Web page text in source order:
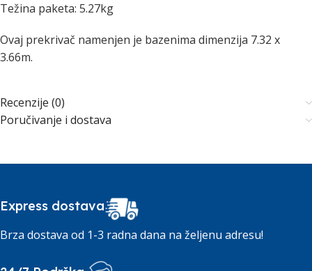
Težina paketa: 5.27kg
Ovaj prekrivač namenjen je bazenima dimenzija 7.32 x
3.66m.
Recenzije (0)
Poručivanje i dostava
Express dostava
Brza dostava od 1-3 radna dana na željenu adresu!